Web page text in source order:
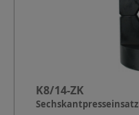
K8/14-ZK
Sechskantpresseinsatz